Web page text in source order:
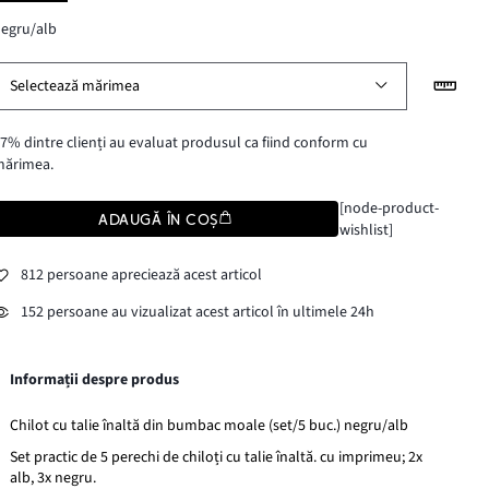
alb
Selectează mărimea
dintre clienți au evaluat produsul ca fiind conform cu
ADAUGĂ ÎN COȘ
[node-product-
wishlist]
812 persoane apreciează acest articol
152 persoane au vizualizat acest articol în ultimele 24h
Informații despre produs
Chilot cu talie înaltă din bumbac moale (set/5 buc.) negru/alb
Set practic de 5 perechi de chiloți cu talie înaltă. cu imprimeu; 2x
alb, 3x negru.